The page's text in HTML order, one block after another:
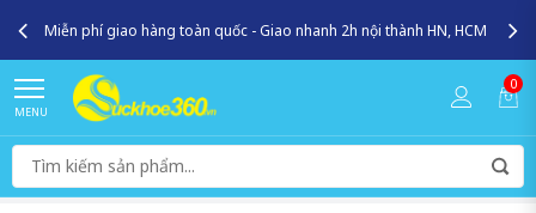
Miễn phí giao hàng toàn quốc - Giao nhanh 2h nội thành HN, HCM
MENU
0